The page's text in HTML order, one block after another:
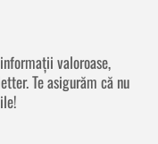
valoroase,
Te asigurăm că nu